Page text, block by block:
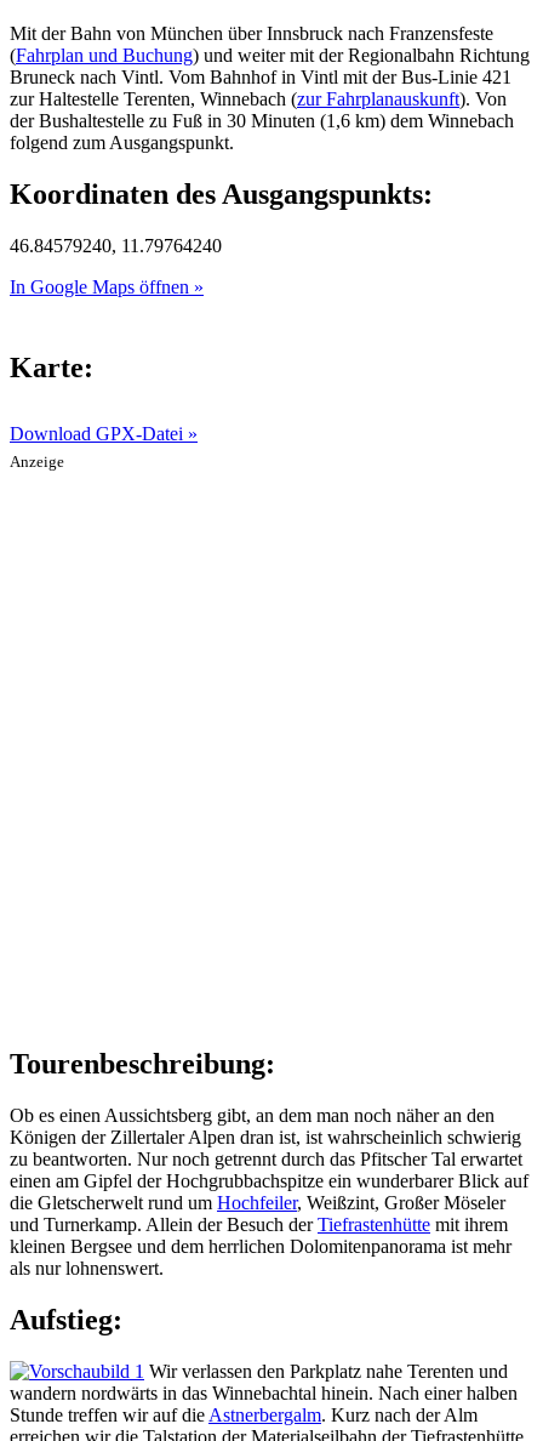
Mit der Bahn von München über Innsbruck nach Franzensfeste
(Fahrplan und Buchung) und weiter mit der Regionalbahn Richtung
Bruneck nach Vintl. Vom Bahnhof in Vintl mit der Bus-Linie 421
zur Haltestelle Terenten, Winnebach (zur Fahrplanauskunft). Von
der Bushaltestelle zu Fuß in 30 Minuten (1,6 km) dem Winnebach
folgend zum Ausgangspunkt.
Koordinaten des Ausgangspunkts:
46.84579240, 11.79764240
In Google Maps öffnen »
Karte:
Download GPX-Datei »
Anzeige
Tourenbeschreibung:
Ob es einen Aussichtsberg gibt, an dem man noch näher an den
Königen der Zillertaler Alpen dran ist, ist wahrscheinlich schwierig
zu beantworten. Nur noch getrennt durch das Pfitscher Tal erwartet
einen am Gipfel der Hochgrubbachspitze ein wunderbarer Blick auf
die Gletscherwelt rund um Hochfeiler, Weißzint, Großer Möseler
und Turnerkamp. Allein der Besuch derTiefrastenhütte mit ihrem
kleinen Bergsee und dem herrlichen Dolomitenpanorama ist mehr
als nur lohnenswert.
Aufstieg:
Wir verlassen den Parkplatz nahe Terenten und
wandern nordwärts in das Winnebachtal hinein. Nach einer halben
Stunde treffen wir auf die Astnerbergalm. Kurz nach der Alm